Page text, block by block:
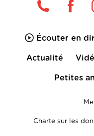
Écouter en
Actualité
Petites
Charte sur les